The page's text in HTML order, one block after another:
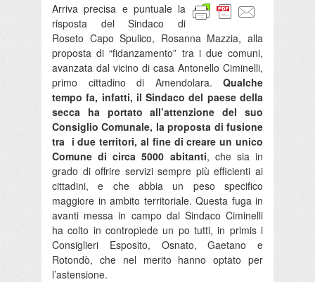
Arriva precisa e puntuale la
risposta del Sindaco di
Roseto Capo Spulico, Rosanna Mazzia, alla
proposta di “fidanzamento” tra i due comuni,
avanzata dal vicino di casa Antonello Ciminelli,
primo cittadino di Amendolara. Qualche
tempo fa, infatti, il Sindaco del paese della
secca ha portato all’attenzione del suo
Consiglio Comunale, la proposta di fusione
tra i due territori, al fine di creare un unico
Comune di circa 5000 abitanti, che sia in
grado di offrire servizi sempre più efficienti ai
cittadini, e che abbia un peso specifico
maggiore in ambito territoriale. Questa fuga in
avanti messa in campo dal Sindaco Ciminelli
ha colto in contropiede un po tutti, in primis i
Consiglieri Esposito, Osnato, Gaetano e
Rotondò, che nel merito hanno optato per
l’astensione.